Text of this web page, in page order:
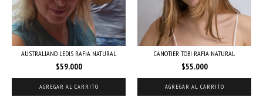
AUSTRALIANO LEDIS RAFIA NATURAL
$59.000
AGREGAR AL CARRITO
CANOTIER TOBI RAFIA NATURAL
$55.000
AGREGAR AL CARRITO